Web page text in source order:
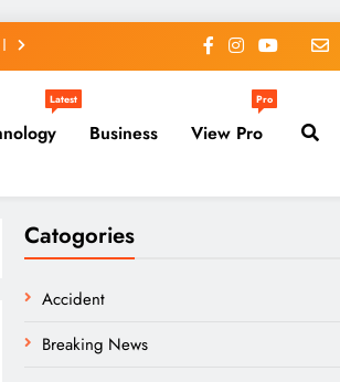
Latest
Business View Pro
Pro
Catogories
Accident
Breaking News